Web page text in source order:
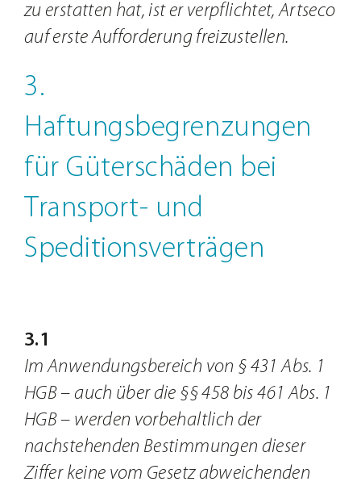
zu erstatten hat, ist er verpflichtet, Artseco
auf erste Aufforderung freizustellen.
3.
Haftungsbegrenzungen
für Güterschäden bei
Transport- und
Speditionsverträgen
3.1
Im Anwendungsbereich von § 431 Abs. 1
HGB – auch über die §§ 458 bis 461 Abs. 1
HGB – werden vorbehaltlich der
nachstehenden Bestimmungen dieser
Ziffer keine vom Gesetz abweichenden